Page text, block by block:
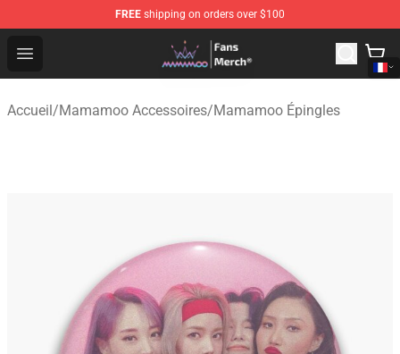
FREE shipping on orders over $100
Open menu
Mamamoo Store - Official Mamamoo Merchandise Shop
Accueil/Mamamoo Accessoires/Mamamoo Épingles